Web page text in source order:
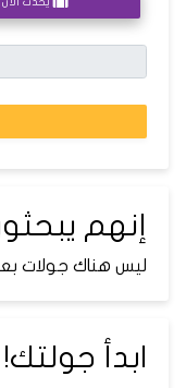
إنهم
ليس هناك جولات
ابدأ جولتك!